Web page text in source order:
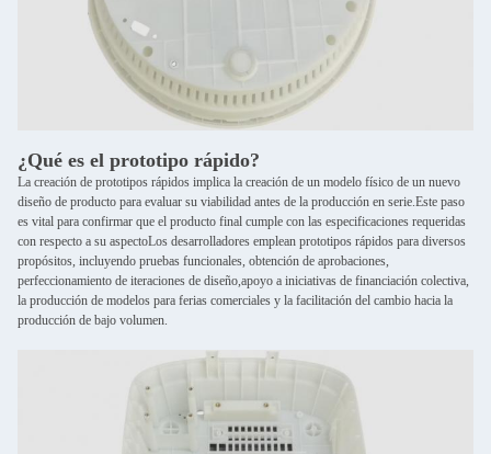
¿Qué es el prototipo rápido?
La creación de prototipos rápidos implica la creación de un modelo físico de un nuevo
diseño de producto para evaluar su viabilidad antes de la producción en serie.Este paso
es vital para confirmar que el producto final cumple con las especificaciones requeridas
con respecto a su aspectoLos desarrolladores emplean prototipos rápidos para diversos
propósitos, incluyendo pruebas funcionales, obtención de aprobaciones,
perfeccionamiento de iteraciones de diseño,apoyo a iniciativas de financiación colectiva,
la producción de modelos para ferias comerciales y la facilitación del cambio hacia la
producción de bajo volumen.